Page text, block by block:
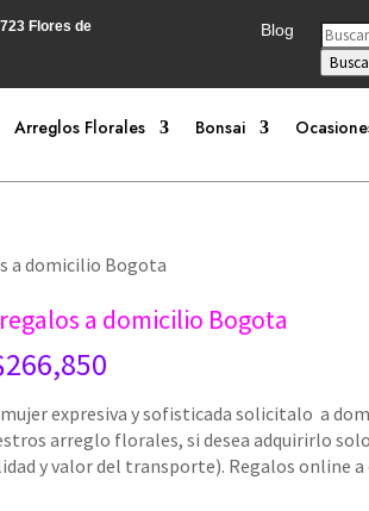
Flores de
Blog
de
Arreglos Florales Bonsai
a domicilio Bogota
a domicilio Bogota
266,850
expresiva y sofisticada solicitalo a
arreglo florales, si desea adquirirlo
y valor del transporte). Regalos online